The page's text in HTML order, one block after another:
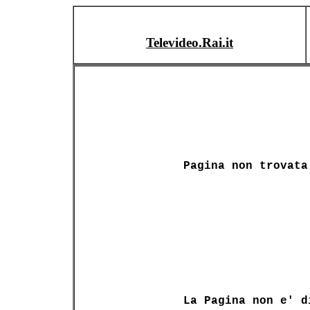
Televideo.Rai.it
Pagina non trovata
La Pagina non e'